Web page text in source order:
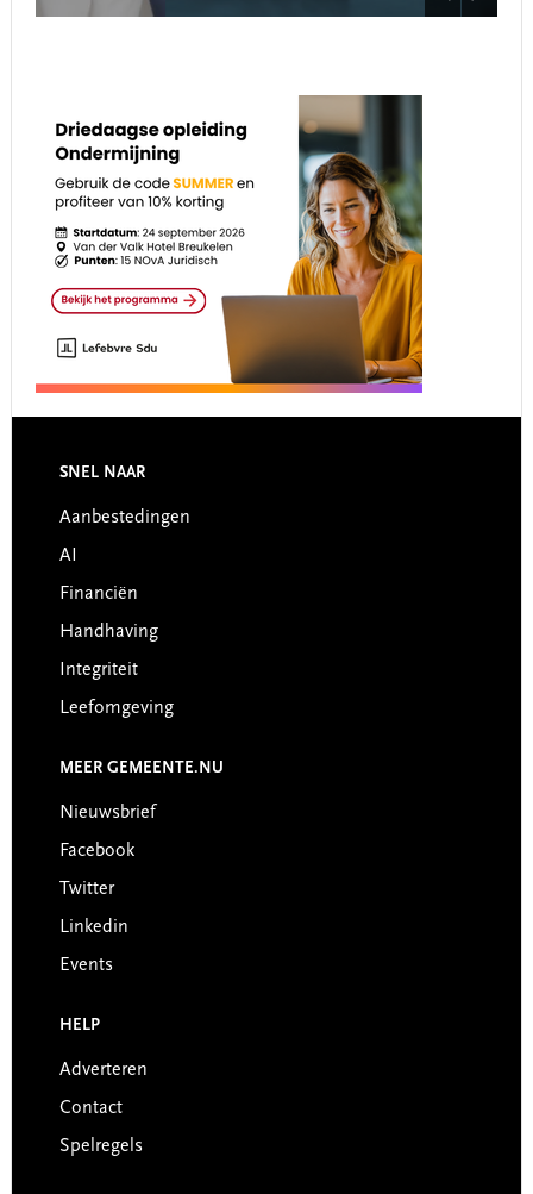
Footer
SNEL NAAR
Aanbestedingen
AI
Financiën
Handhaving
Integriteit
Leefomgeving
MEER GEMEENTE.NU
Nieuwsbrief
Facebook
Twitter
Linkedin
Events
HELP
Adverteren
Contact
Spelregels